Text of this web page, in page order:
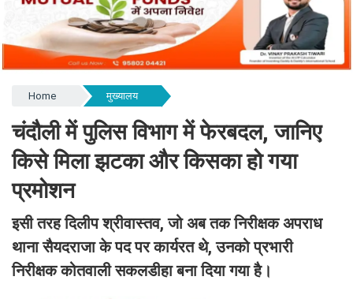
Home मुख्यालय
चंदौली में पुलिस विभाग में फेरबदल, जानिए
किसे मिला झटका और किसका हो गया
प्रमोशन
इसी तरह दिलीप श्रीवास्तव, जो अब तक निरीक्षक अपराध
थाना सैयदराजा के पद पर कार्यरत थे, उनको प्रभारी
निरीक्षक कोतवाली सकलडीहा बना दिया गया है।